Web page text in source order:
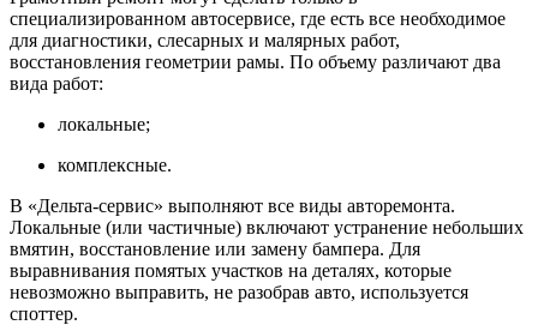
специализированном автосервисе, где есть все необходимое
для диагностики, слесарных и малярных работ,
восстановления геометрии рамы. По объему различают два
вида работ:
локальные;
комплексные.
В «Дельта-сервис» выполняют все виды авторемонта.
Локальные (или частичные) включают устранение небольших
вмятин, восстановление или замену бампера. Для
выравнивания помятых участков на деталях, которые
невозможно выправить, не разобрав авто, используется
споттер.